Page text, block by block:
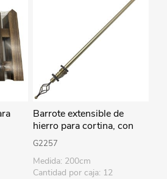
Barrote extensible de
hierro para cortina, con
argollas, 1m a 2m, 3
colores en caja
G2257
Medida: 200cm
Cantidad por caja: 12